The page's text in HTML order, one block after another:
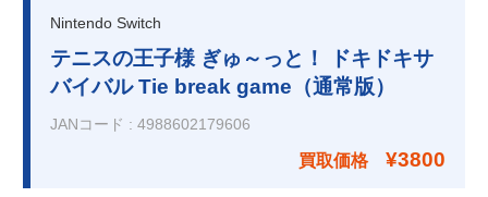
Nintendo Switch
テニスの王子様 ぎゅ～っと！ ドキドキサ
バイバル Tie break game（通常版）
JANコード : 4988602179606
買取価格 ¥3800